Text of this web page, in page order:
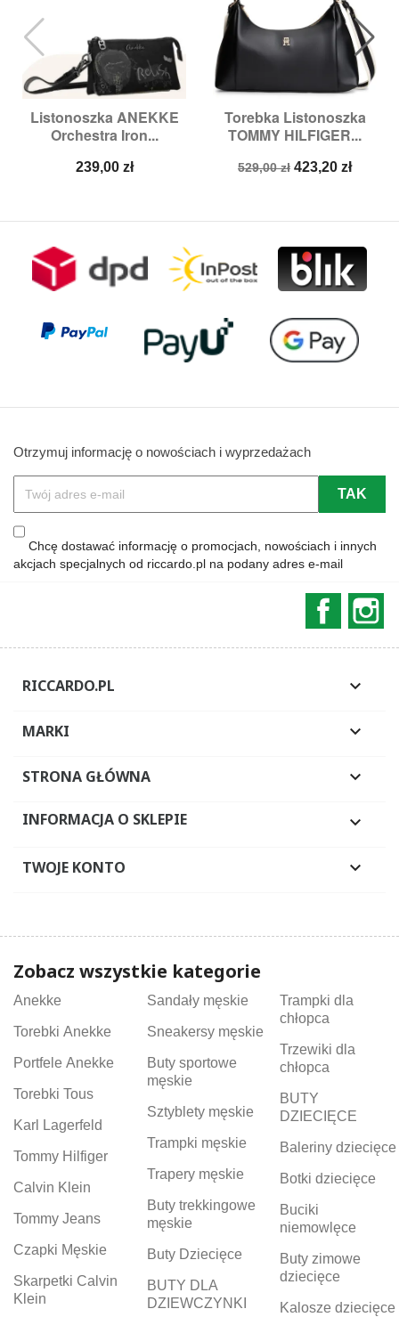
Listonoszka ANEKKE
Orchestra Iron...
Cena
239,00 zł
Torebka Listonoszka
TOMMY HILFIGER...
Cena
529,00 zł Cena
423,20 zł
Otrzymuj informację o nowościach i wyprzedażach
Chcę dostawać informację o promocjach, nowościach i innych
akcjach specjalnych od riccardo.pl na podany adres e-mail
RICCARDO.PL 
MARKI 
STRONA GŁÓWNA 
INFORMACJA O SKLEPIE 
TWOJE KONTO 
Zobacz wszystkie kategorie
Anekke
Torebki Anekke
Portfele Anekke
Torebki Tous
Karl Lagerfeld
Tommy Hilfiger
Calvin Klein
Tommy Jeans
Czapki Męskie
Skarpetki Calvin
Klein
Sandały męskie
Sneakersy męskie
Buty sportowe
męskie
Sztyblety męskie
Trampki męskie
Trapery męskie
Buty trekkingowe
męskie
Buty Dziecięce
BUTY DLA
DZIEWCZYNKI
Trampki dla
chłopca
Trzewiki dla
chłopca
BUTY
DZIECIĘCE
Baleriny dziecięce
Botki dziecięce
Buciki
niemowlęce
Buty zimowe
dziecięce
Kalosze dziecięce